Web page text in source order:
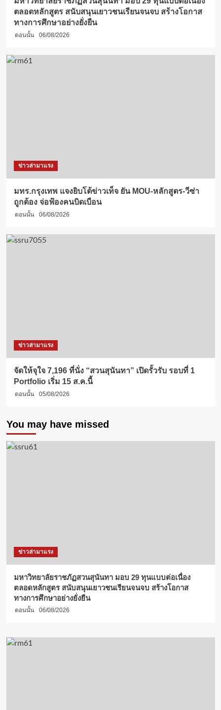
ตลอดหลักสูตร สนับสนุนเยาวชนเรียนจนจบ สร้างโอกาส
ทางการศึกษาอย่างยั่งยืน
ตอนนั้น 06/08/2026
ข่าวล่ามาแรง
มทร.กรุงเทพ แจงยิบโต้ข่าวเท็จ ยัน MOU-หลักสูตร-วีซ่า
ถูกต้อง จ่อฟ้องคนบิดเบือน
ตอนนั้น 06/08/2026
ข่าวล่ามาแรง
จัดให้จุใจ 7,196 ที่นั่ง “สวนสุนันทา” เปิดรั้วรับ รอบที่ 1
Portfolio เริ่ม 15 ส.ค.นี้
ตอนนั้น 05/08/2026
You may have missed
ข่าวล่ามาแรง
มหาวิทยาลัยราชภัฏสวนสุนันทา มอบ 29 ทุนแบบต่อเนื่อง
ตลอดหลักสูตร สนับสนุนเยาวชนเรียนจนจบ สร้างโอกาส
ทางการศึกษาอย่างยั่งยืน
ตอนนั้น 06/08/2026